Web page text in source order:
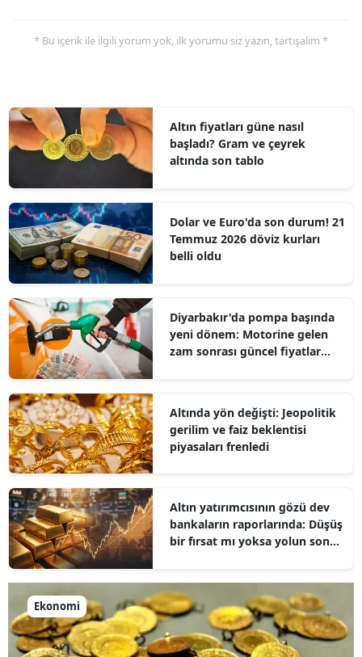
* Bu içerik ile ilgili yorum yok, ilk yorumu siz yazın, tartışalım *
Altın fiyatları güne nasıl
başladı? Gram ve çeyrek
altında son tablo
Dolar ve Euro'da son durum! 21
Temmuz 2026 döviz kurları
belli oldu
Diyarbakır'da pompa başında
yeni dönem: Motorine gelen
zam sonrası güncel fiyatlar
Altında yön değişti: Jeopolitik
gerilim ve faiz beklentisi
piyasaları frenledi
Altın yatırımcısının gözü dev
bankaların raporlarında: Düşüş
bir fırsat mı yoksa yolun sonu
Ekonomi